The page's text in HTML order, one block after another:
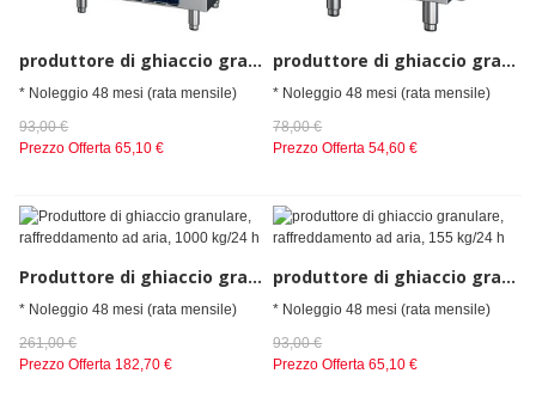
produttore di ghiaccio granulare, raffreddamento ad acqua, 155 kg/24 h
* Noleggio 48 mesi (rata mensile)
93,00 €
Prezzo Offerta 65,10 €
produttore di ghiaccio granulare, raffreddamento ad acqua, 95 kg/24 h
* Noleggio 48 mesi (rata mensile)
78,00 €
Prezzo Offerta 54,60 €
Produttore di ghiaccio granulare, raffreddamento ad aria, 1000 kg/24 h
* Noleggio 48 mesi (rata mensile)
261,00 €
Prezzo Offerta 182,70 €
produttore di ghiaccio granulare, raffreddamento ad aria, 155 kg/24 h
* Noleggio 48 mesi (rata mensile)
93,00 €
Prezzo Offerta 65,10 €